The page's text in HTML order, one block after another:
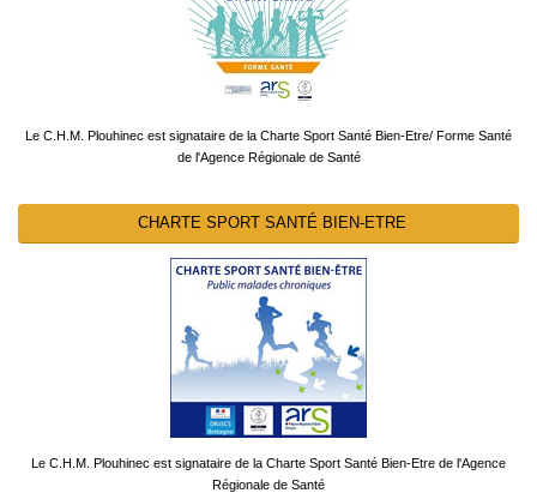
Le C.H.M. Plouhinec est signataire de la Charte Sport Santé Bien-Etre/ Forme Santé
de l'Agence Régionale de Santé
CHARTE SPORT SANTÉ BIEN-ETRE
Le C.H.M. Plouhinec est signataire de la Charte Sport Santé Bien-Etre de l'Agence
Régionale de Santé